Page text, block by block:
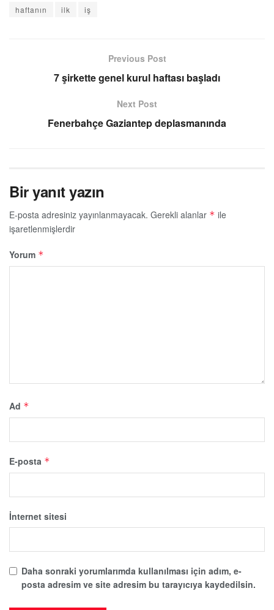
haftanın
ilk iş
Previous Post
7 şirkette genel kurul haftası başladı
Next Post
Fenerbahçe Gaziantep deplasmanında
Bir yanıt yazın
E-posta adresiniz yayınlanmayacak. Gerekli alanlar * ile
işaretlenmişlerdir
Yorum *
Ad *
E-posta *
İnternet sitesi
Daha sonraki yorumlarımda kullanılması için adım, e-
posta adresim ve site adresim bu tarayıcıya kaydedilsin.